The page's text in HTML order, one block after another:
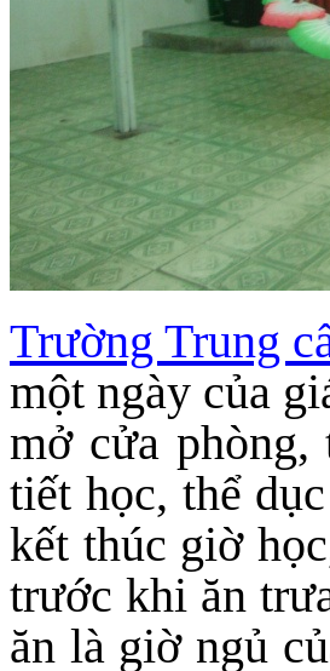
Trường Trung
một ngày của
mở cửa phòng,
tiết học, thể
kết thúc giờ
trước khi ăn
ăn là giờ ngủ